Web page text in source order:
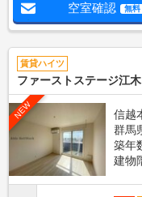
空室確認 無料
賃貸ハイツ
ファーストステージ江木
NEW
信越
群馬
築年
建物